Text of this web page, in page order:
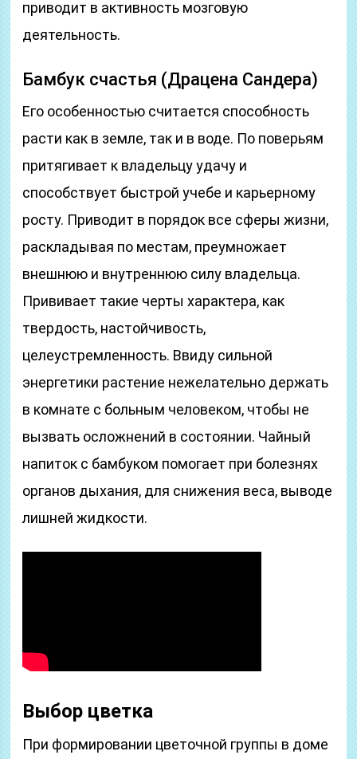
приводит в активность мозговую
деятельность.
Бамбук счастья (Драцена Сандера)
Его особенностью считается способность
расти как в земле, так и в воде. По поверьям
притягивает к владельцу удачу и
способствует быстрой учебе и карьерному
росту. Приводит в порядок все сферы жизни,
раскладывая по местам, преумножает
внешнюю и внутреннюю силу владельца.
Прививает такие черты характера, как
твердость, настойчивость,
целеустремленность. Ввиду сильной
энергетики растение нежелательно держать
в комнате с больным человеком, чтобы не
вызвать осложнений в состоянии. Чайный
напиток с бамбуком помогает при болезнях
органов дыхания, для снижения веса, выводе
лишней жидкости.
Выбор цветка
При формировании цветочной группы в доме